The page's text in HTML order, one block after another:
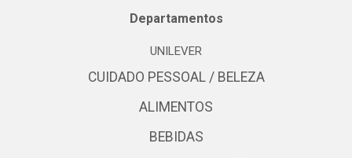
Departamentos
UNILEVER
CUIDADO PESSOAL / BELEZA
ALIMENTOS
BEBIDAS